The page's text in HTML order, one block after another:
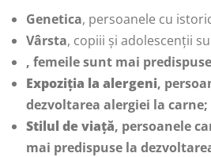
Genetica, persoanele cu
Vârsta, copiii și adolescenții
, femeile sunt mai
Expoziția la alergeni,
dezvoltarea alergiei la carne;
Stilul de viață, persoanele
mai predispuse la